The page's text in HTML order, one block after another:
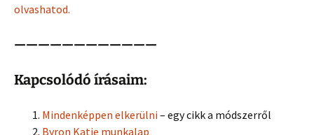
olvashatod.
————————————
Kapcsolódó írásaim:
Mindenképpen elkerülni– egy cikk a módszerről
Byron Katie munkalap